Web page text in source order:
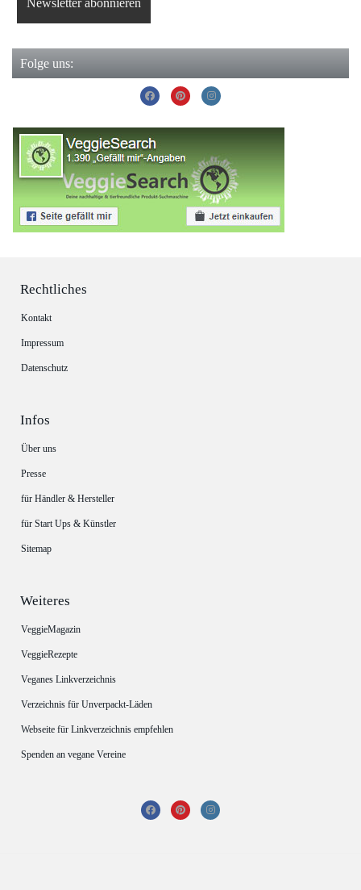
Folge uns:
Rechtliches
Kontakt
Impressum
Datenschutz
Infos
Über uns
Presse
für Händler & Hersteller
für Start Ups & Künstler
Sitemap
Weiteres
VeggieMagazin
VeggieRezepte
Veganes Linkverzeichnis
Verzeichnis für Unverpackt-Läden
Webseite für Linkverzeichnis empfehlen
Spenden an vegane Vereine